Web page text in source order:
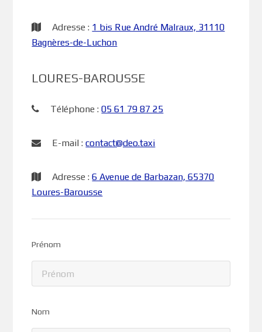
Adresse : 1 bis Rue André Malraux, 31110
Bagnères-de-Luchon
LOURES-BAROUSSE
Téléphone :05 61 79 87 25
E-mail :contact@deo.taxi
Adresse :6 Avenue de Barbazan, 65370
Loures-Barousse
Prénom
Nom